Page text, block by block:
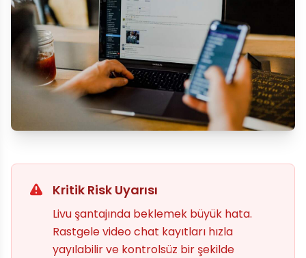
Kritik Risk Uyarısı
Livu şantajında beklemek büyük hata.
Rastgele video chat kayıtları hızla
yayılabilir ve kontrolsüz bir şekilde